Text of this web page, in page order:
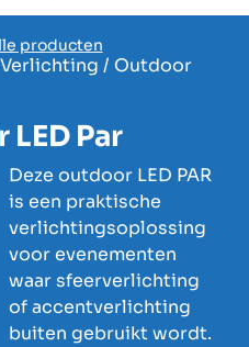
producten
/ Outdoor
Par
Deze outdoor LED PAR
is een praktische
verlichtingsoplossing
voor evenementen
waar sfeerverlichting
of accentverlichting
buiten gebruikt wordt.